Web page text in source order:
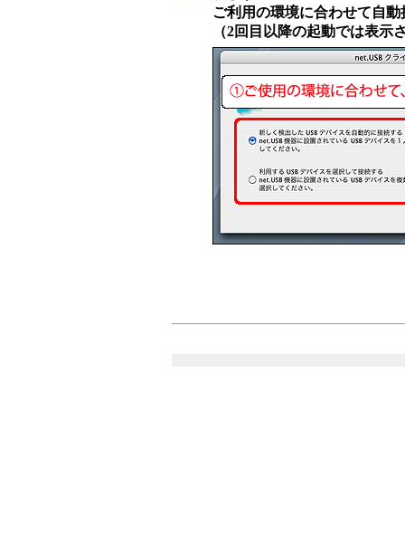
ご利用の環境に合わせて自
（2回目以降の起動では表示